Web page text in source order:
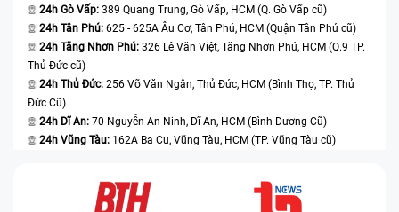
24h Gò Vấp: 389 Quang Trung, Gò Vấp, HCM (Q. Gò Vấp cũ)
24h Tân Phú: 625 - 625A Âu Cơ, Tân Phú, HCM (Quận Tân Phú cũ)
24h Tăng Nhơn Phú: 326 Lê Văn Việt, Tăng Nhơn Phú, HCM (Q.9 TP.
Thủ Đức cũ)
24h Thủ Đức: 256 Võ Văn Ngân, Thủ Đức, HCM (Bình Thọ, TP. Thủ
Đức Cũ)
24h Dĩ An: 70 Nguyễn An Ninh, Dĩ An, HCM (Bình Dương Cũ)
24h Vũng Tàu: 162A Ba Cu, Vũng Tàu, HCM (TP. Vũng Tàu cũ)